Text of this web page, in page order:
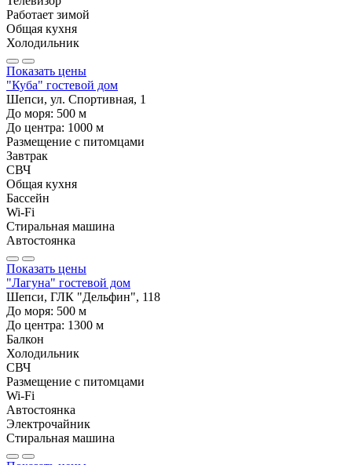
Работает зимой
Общая кухня
Холодильник
Показать цены
"Куба" гостевой дом
Шепси, ул. Спортивная, 1
До моря: 500 м
До центра: 1000 м
Размещение с питомцами
Завтрак
СВЧ
Общая кухня
Бассейн
Wi-Fi
Стиральная машина
Автостоянка
Показать цены
"Лагуна" гостевой дом
Шепси, ГЛК "Дельфин", 118
До моря: 500 м
До центра: 1300 м
Балкон
Холодильник
СВЧ
Размещение с питомцами
Wi-Fi
Автостоянка
Электрочайник
Стиральная машина